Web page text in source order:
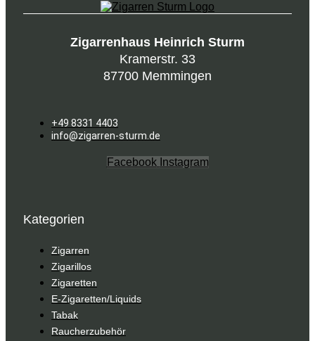
Zigarrenhaus Heinrich Sturm
Kramerstr. 33
87700 Memmingen
+49 8331 4403
info@zigarren-sturm.de
Facebook Instagram
Kategorien
Zigarren
Zigarillos
Zigaretten
E-Zigaretten/Liquids
Tabak
Raucherzubehör